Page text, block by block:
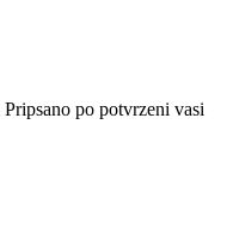
Pripsano po potvrzeni vasi